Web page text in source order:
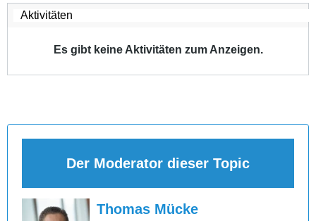
Es gibt keine Aktivitäten zum Anzeigen.
Der Moderator dieser Topic
Thomas Mücke